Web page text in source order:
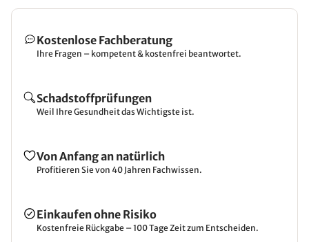
Kostenlose Fachberatung
Ihre Fragen – kompetent & kostenfrei beantwortet.
Schadstoffprüfungen
Weil Ihre Gesundheit das Wichtigste ist.
Von Anfang an natürlich
Profitieren Sie von 40 Jahren Fachwissen.
Einkaufen ohne Risiko
Kostenfreie Rückgabe – 100 Tage Zeit zum Entscheiden.